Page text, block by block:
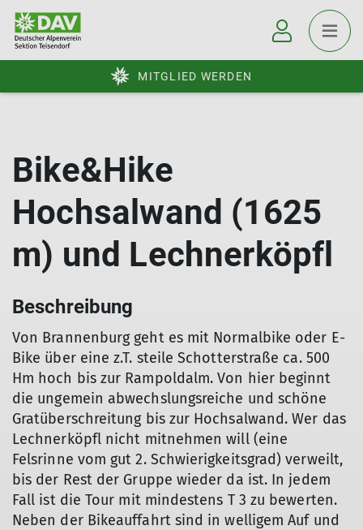
MITGLIED WERDEN
Bike&Hike
Hochsalwand (1625
m) und Lechnerköpfl
Beschreibung
Von Brannenburg geht es mit Normalbike oder E-
Bike über eine z.T. steile Schotterstraße ca. 500
Hm hoch bis zur Rampoldalm. Von hier beginnt
die ungemein abwechslungsreiche und schöne
Gratüberschreitung bis zur Hochsalwand. Wer das
Lechnerköpfl nicht mitnehmen will (eine
Felsrinne vom gut 2. Schwierigkeitsgrad) verweilt,
bis der Rest der Gruppe wieder da ist. In jedem
Fall ist die Tour mit mindestens T 3 zu bewerten.
Neben der Bikeauffahrt sind in welligem Auf und